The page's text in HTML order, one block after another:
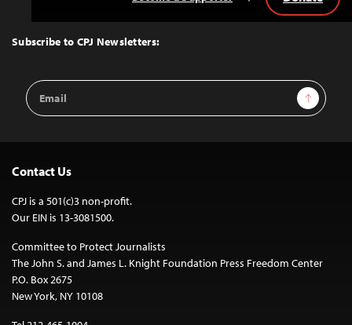
Top
Subscribe to CPJ Newsletters:
Email
Address
Sign Up
Contact Us
CPJ is a 501(c)3 non-profit.
Our EIN is 13-3081500.
Committee to Protect Journalists
The John S. and James L. Knight Foundation Press Freedom Center
P.O. Box 2675
New York, NY 10108